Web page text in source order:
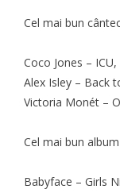
Cel mai bun
Coco Jones –
Alex Isley – Back
Victoria Monét –
Cel mai bun
Babyface – Girls